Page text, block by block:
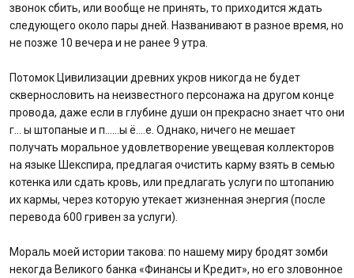
звонок сбить, или вообще не принять, то приходится ждать
следующего около пары дней. Названивают в разное время, но
не позже 10 вечера и не ранее 9 утра.
Потомок Цивилизации древних укров никогда не будет
сквернословить на неизвестного персонажа на другом конце
провода, даже если в глубине души он прекрасно знает что они
г… ы штопаные и п……ы ё….е. Однако, ничего не мешает
получать моральное удовлетворение увещевая коллекторов
на языке Шекспира, предлагая очистить карму взять в семью
котенка или сдать кровь, или предлагать услуги по штопанию
их кармы, через которую утекает жизненная энергия (после
перевода 600 гривен за услуги).
Мораль моей истории такова: по нашему миру бродят зомби
некогда Великого банка «Финансы и Кредит», но его зловонное